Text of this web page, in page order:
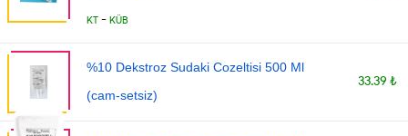
KT - KÜB
%10 Dekstroz Sudaki Cozeltisi 500 Ml
(cam-setsiz)
33.39 ₺